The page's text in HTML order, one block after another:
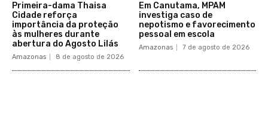
Primeira-dama Thaisa
Cidade reforça
importância da proteção
às mulheres durante
abertura do Agosto Lilás
Amazonas 8 de agosto de 2026
Em Canutama, MPAM
investiga caso de
nepotismo e favorecimento
pessoal em escola
Amazonas 7 de agosto de 2026